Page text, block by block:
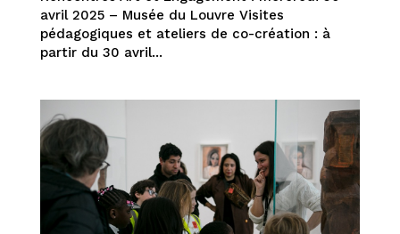
avril 2025 – Musée du Louvre Visites
pédagogiques et ateliers de co-création : à
partir du 30 avril...